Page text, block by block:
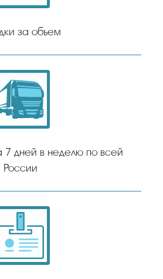
за объем
7 дней в неделю по всей
России